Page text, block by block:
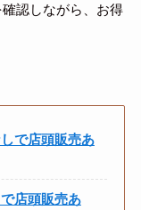
認しながら、お得
で店頭販売あ
店頭販売あ